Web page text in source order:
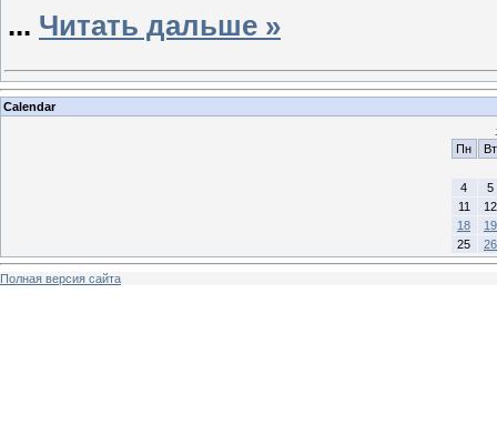
... Читать дальше »
Calendar
Пн
Вт
4
5
11
12
18
19
25
26
Полная версия сайта